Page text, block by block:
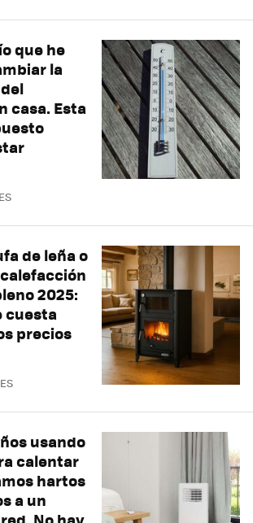
que he
la
casa. Esta
de leña o
2025:
cuesta
precios
usando
calentar
hartos
a un